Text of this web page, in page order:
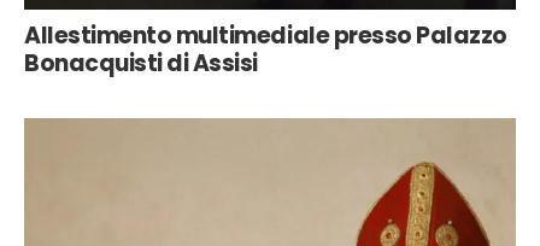
Allestimento multimediale presso Palazzo
Bonacquisti di Assisi